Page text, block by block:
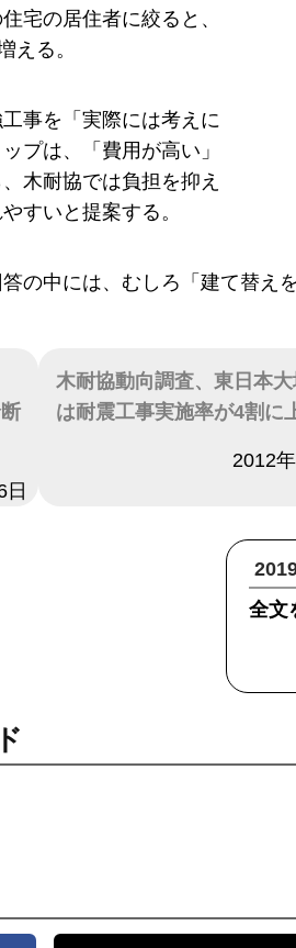
宅の居住者に絞ると、
える。
事を「実際には考えに
プは、「費用が高い」
木耐協では負担を抑え
すいと提案する。
の中には、むしろ「建て替え
日
木耐協動向調査、東日本
は耐震工事実施率が4割に
2012
全文